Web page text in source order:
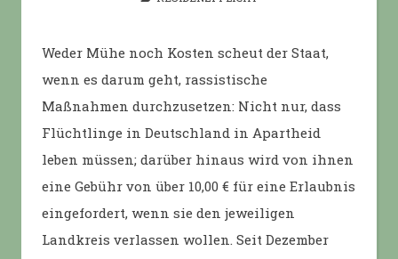
Weder Mühe noch Kosten scheut der Staat,
wenn es darum geht, rassistische
Maßnahmen durchzusetzen: Nicht nur, dass
Flüchtlinge in Deutschland in Apartheid
leben müssen; darüber hinaus wird von ihnen
eine Gebühr von über 10,00 € für eine Erlaubnis
eingefordert, wenn sie den jeweiligen
Landkreis verlassen wollen. Seit Dezember